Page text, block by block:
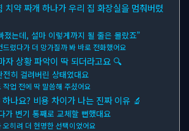
치약 짜개 하나가 우리 집 화장실을 멈춰버렸
졌는데, 설마 이렇게까지 될 줄은 몰랐죠”
드렸다가 더 망가질까 봐 바로 전화했어요
자 상황 파악이 딱 되더라고요 🔍
전히 걸려버린 상태였대요
작업 전에 딱 말씀해 주셨어요
나요? 비용 차이가 나는 진짜 이유 🔬
가 변기 통째로 교체할 뻔했대요
오히려 더 현명한 선택이었어요